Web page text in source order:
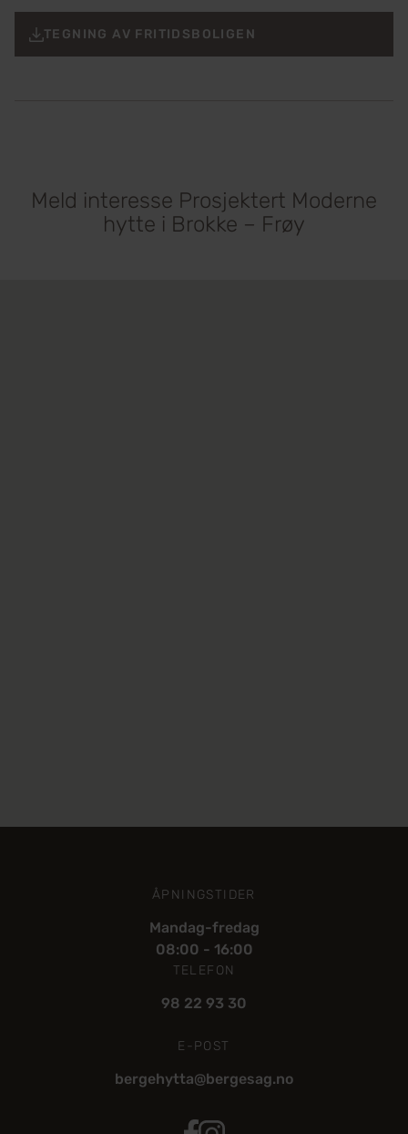
TEGNING AV FRITIDSBOLIGEN
Meld interesse Prosjektert Moderne
hytte i Brokke – Frøy
ÅPNINGSTIDER
Mandag-fredag
08:00 - 16:00
TELEFON
98 22 93 30
E-POST
bergehytta@bergesag.no
Bergehytta Facebook
Berge Hytta Instagram